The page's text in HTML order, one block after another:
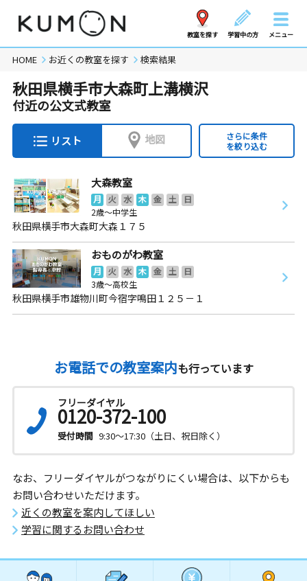
教室を探す 学習中の方 メニュー
HOME お近くの教室を探す 検索結果
秋田県横手市大森町上溝横沢
付近の公文式教室
リスト 地図
さらに条件
を絞り込む
大森教室
月 火 水 木 金 土
日
2歳～中学生
秋田県横手市大森町大森１７５
おものがわ教室
月 火 水 木 金 土
日
3歳～高校生
秋田県横手市雄物川町今宿字鳴田１２５－１
お電話での教室案内も行っています
フリーダイヤル
0120-372-100
受付時間 9:30～17:30（土日、祝日除く）
なお、フリーダイヤルがつながりにくい場合は、以下からも
お問い合わせいただけます。
近くの教室を案内してほしい
学習に関するお問い合わせ